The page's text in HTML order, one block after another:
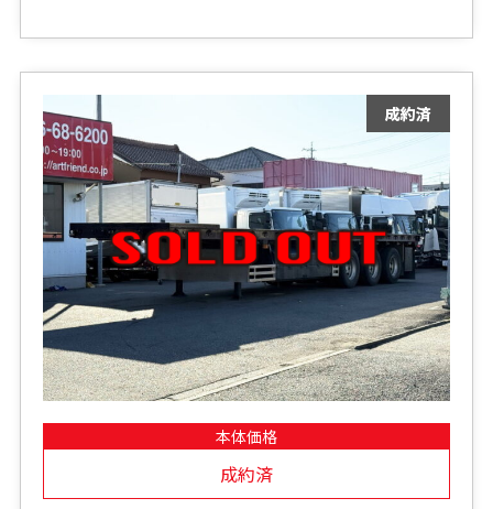
本体価格
成約済